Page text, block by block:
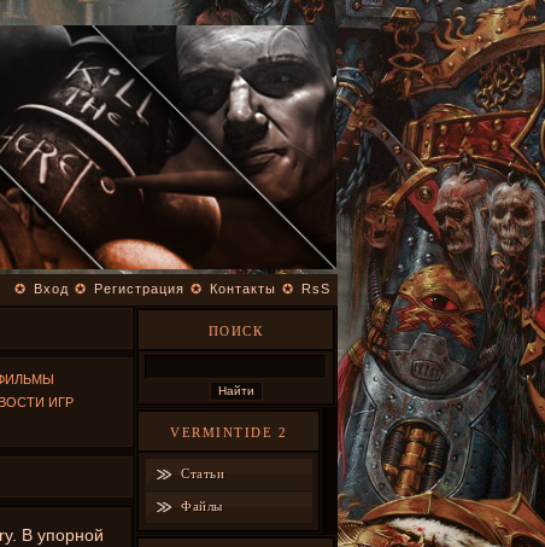
✪ Вход ✪ Регистрация ✪ Контакты ✪ RsS
ИГР
В упорной
ПОИСК
VERMINTIDE 2
Статьи
Файлы